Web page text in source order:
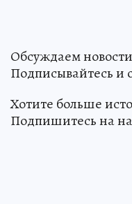
Обсуждаем
Подписывайтесь и
Хотите больше
Подпишитесь на